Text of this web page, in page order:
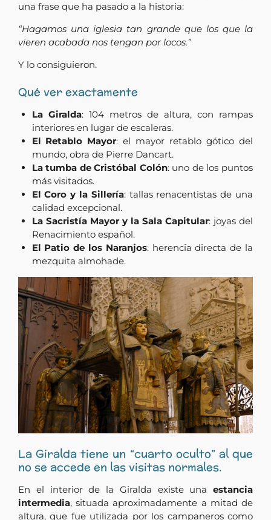
una frase que ha pasado a la historia:
“Hagamos una iglesia tan grande que los que la
vieren acabada nos tengan por locos.”
Y lo consiguieron.
Qué ver exactamente
La Giralda: 104 metros de altura, con rampas
interiores en lugar de escaleras.
El Retablo Mayor: el mayor retablo gótico del
mundo, obra de Pierre Dancart.
La tumba de Cristóbal Colón: uno de los puntos
más visitados.
El Coro y la Sillería: tallas renacentistas de una
calidad excepcional.
La Sacristía Mayor y la Sala Capitular: joyas del
Renacimiento español.
El Patio de los Naranjos: herencia directa de la
mezquita almohade.
La Giralda tiene un “cuarto oculto” al que
no se accede en las visitas normales.
En el interior de la Giralda existe una estancia
intermedia, situada aproximadamente a mitad de
altura, que fue utilizada por los campaneros como